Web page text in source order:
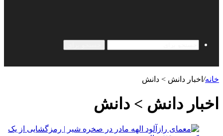
خانه/ اخبار دانش > دانش
اخبار دانش > دانش